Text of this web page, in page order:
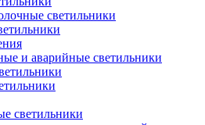
светильники
и аварийные светильники
светильники